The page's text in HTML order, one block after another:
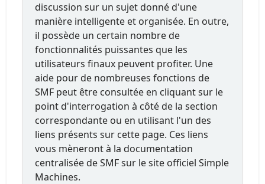
discussion sur un sujet donné d'une
manière intelligente et organisée. En outre,
il possède un certain nombre de
fonctionnalités puissantes que les
utilisateurs finaux peuvent profiter. Une
aide pour de nombreuses fonctions de
SMF peut être consultée en cliquant sur le
point d'interrogation à côté de la section
correspondante ou en utilisant l'un des
liens présents sur cette page. Ces liens
vous mèneront à la documentation
centralisée de SMF sur le site officiel Simple
Machines.